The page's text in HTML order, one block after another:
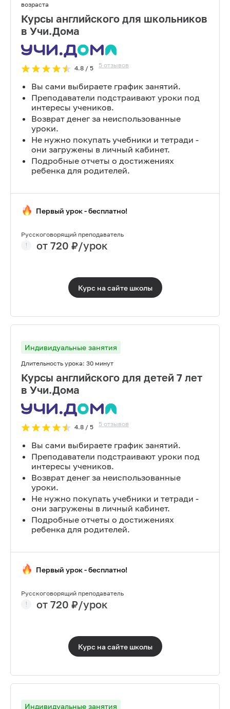
возраста
Курсы английского для школьников
в Учи.Дома
4.8/ 5 5 отзывов
Вы сами выбираете график занятий.
Преподаватели подстраивают уроки под
интересы учеников.
Возврат денег за неиспользованные
уроки.
Не нужно покупать учебники и тетради -
они загружены в личный кабинет.
Подробные отчеты о достижениях
ребенка для родителей.
Первый урок - бесплатно!
Русскоговорящий преподаватель
от 720 ₽/урок
Курс на сайте школы
Индивидуальные занятия
Длительность урока: 30 минут
Курсы английского для детей 7 лет
в Учи.Дома
4.8/ 5 5 отзывов
Вы сами выбираете график занятий.
Преподаватели подстраивают уроки под
интересы учеников.
Возврат денег за неиспользованные
уроки.
Не нужно покупать учебники и тетради -
они загружены в личный кабинет.
Подробные отчеты о достижениях
ребенка для родителей.
Первый урок - бесплатно!
Русскоговорящий преподаватель
от 720 ₽/урок
Курс на сайте школы
Индивидуальные занятия